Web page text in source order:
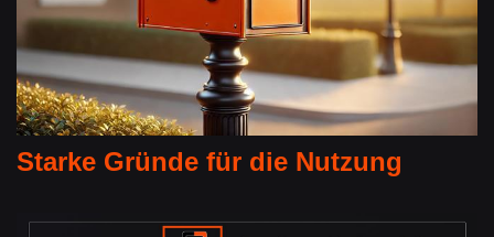
Starke Gründe für die Nutzung